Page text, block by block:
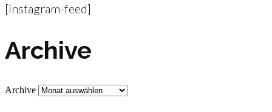
[instagram-feed]
Archive
Archive